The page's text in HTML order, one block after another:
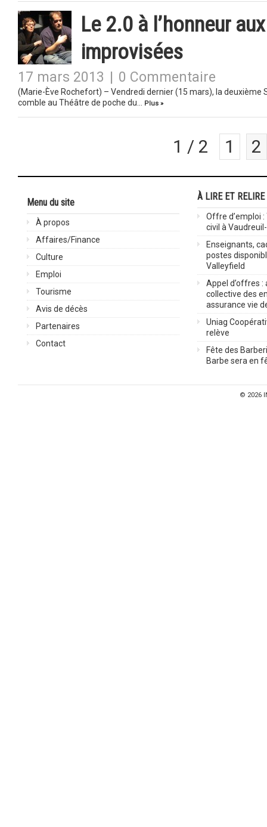
Le 2.0 à l’honneur
improvisées
17 mars 2013 0 Commentaire
(Marie-Ève Rochefort) – Vendredi dernier (15 mars), la
comble au Théâtre de poche du…
Plus »
1 / 2 1 2
Menu du site
À propos
Affaires/Finance
Culture
Emploi
Tourisme
Avis de décès
Partenaires
Contact
À LIRE ET RELIRE
Offre d’emploi
civil à
Enseignants,
postes
Valleyfield
Appel d’offres :
collective des
assurance vie
Uniag
relève
Fête des
Barbe sera en
© 2026